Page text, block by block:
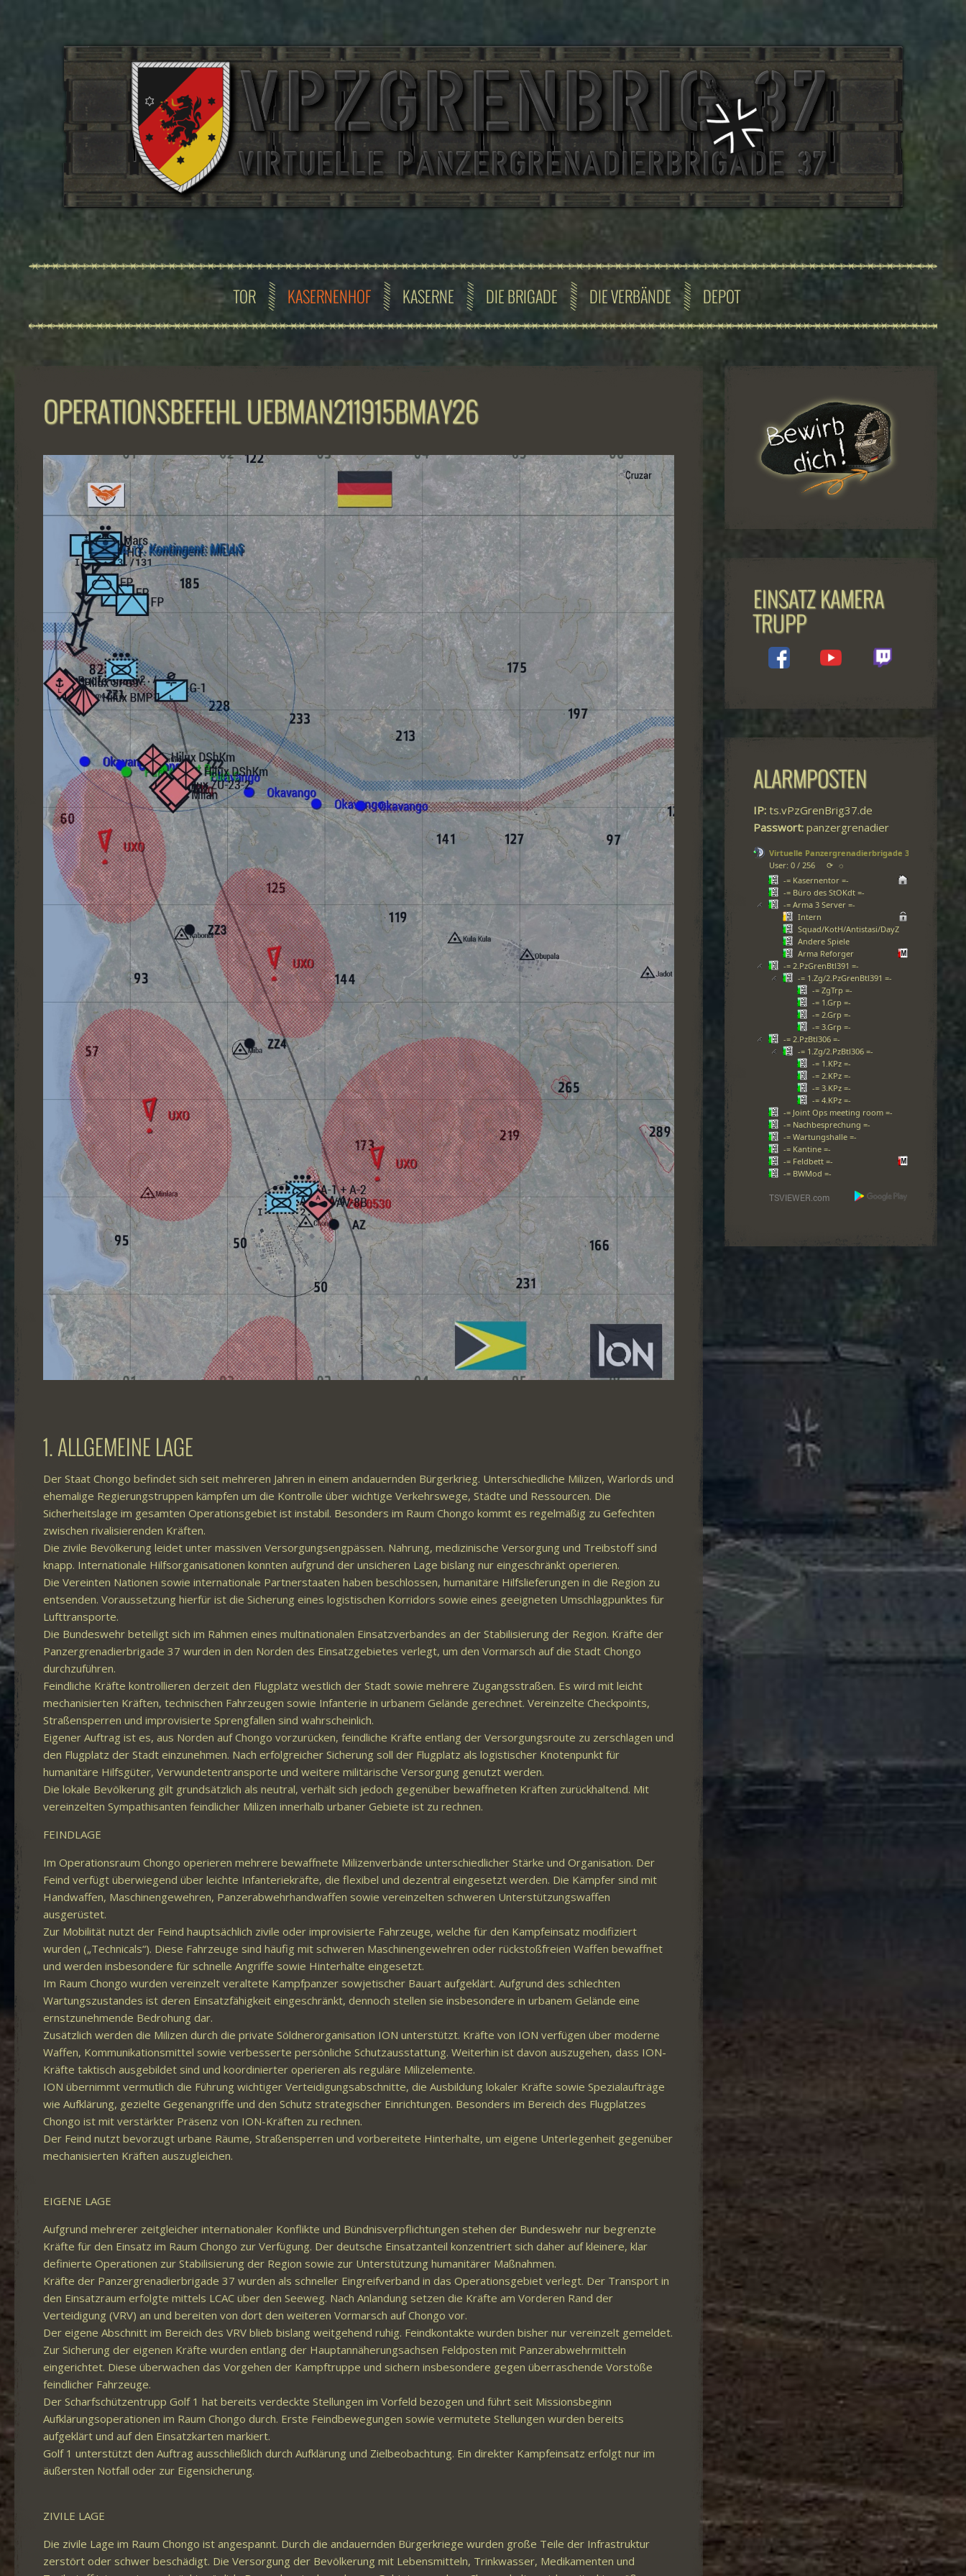
TOR KASERNENHOF KASERNE DIE BRIGADE DIE VERBÄNDE DEPOT
OPERATIONSBEFEHL UEBMAN211915BMAY26
1. ALLGEMEINE LAGE
Der Staat Chongo befindet sich seit mehreren Jahren in einem andauernden Bürgerkrieg. Unterschiedliche Milizen, Warlords und
ehemalige Regierungstruppen kämpfen um die Kontrolle über wichtige Verkehrswege, Städte und Ressourcen. Die
Sicherheitslage im gesamten Operationsgebiet ist instabil. Besonders im Raum Chongo kommt es regelmäßig zu Gefechten
zwischen rivalisierenden Kräften.
Die zivile Bevölkerung leidet unter massiven Versorgungsengpässen. Nahrung, medizinische Versorgung und Treibstoff sind
knapp. Internationale Hilfsorganisationen konnten aufgrund der unsicheren Lage bislang nur eingeschränkt operieren.
Die Vereinten Nationen sowie internationale Partnerstaaten haben beschlossen, humanitäre Hilfslieferungen in die Region zu
entsenden. Voraussetzung hierfür ist die Sicherung eines logistischen Korridors sowie eines geeigneten Umschlagpunktes für
Lufttransporte.
Die Bundeswehr beteiligt sich im Rahmen eines multinationalen Einsatzverbandes an der Stabilisierung der Region. Kräfte der
Panzergrenadierbrigade 37 wurden in den Norden des Einsatzgebietes verlegt, um den Vormarsch auf die Stadt Chongo
durchzuführen.
Feindliche Kräfte kontrollieren derzeit den Flugplatz westlich der Stadt sowie mehrere Zugangsstraßen. Es wird mit leicht
mechanisierten Kräften, technischen Fahrzeugen sowie Infanterie in urbanem Gelände gerechnet. Vereinzelte Checkpoints,
Straßensperren und improvisierte Sprengfallen sind wahrscheinlich.
Eigener Auftrag ist es, aus Norden auf Chongo vorzurücken, feindliche Kräfte entlang der Versorgungsroute zu zerschlagen und
den Flugplatz der Stadt einzunehmen. Nach erfolgreicher Sicherung soll der Flugplatz als logistischer Knotenpunkt für
humanitäre Hilfsgüter, Verwundetentransporte und weitere militärische Versorgung genutzt werden.
Die lokale Bevölkerung gilt grundsätzlich als neutral, verhält sich jedoch gegenüber bewaffneten Kräften zurückhaltend. Mit
vereinzelten Sympathisanten feindlicher Milizen innerhalb urbaner Gebiete ist zu rechnen.
FEINDLAGE
Im Operationsraum Chongo operieren mehrere bewaffnete Milizenverbände unterschiedlicher Stärke und Organisation. Der
Feind verfügt überwiegend über leichte Infanteriekräfte, die flexibel und dezentral eingesetzt werden. Die Kämpfer sind mit
Handwaffen, Maschinengewehren, Panzerabwehrhandwaffen sowie vereinzelten schweren Unterstützungswaffen
ausgerüstet.
Zur Mobilität nutzt der Feind hauptsächlich zivile oder improvisierte Fahrzeuge, welche für den Kampfeinsatz modifiziert
wurden („Technicals“). Diese Fahrzeuge sind häufig mit schweren Maschinengewehren oder rückstoßfreien Waffen bewaffnet
und werden insbesondere für schnelle Angriffe sowie Hinterhalte eingesetzt.
Im Raum Chongo wurden vereinzelt veraltete Kampfpanzer sowjetischer Bauart aufgeklärt. Aufgrund des schlechten
Wartungszustandes ist deren Einsatzfähigkeit eingeschränkt, dennoch stellen sie insbesondere in urbanem Gelände eine
ernstzunehmende Bedrohung dar.
Zusätzlich werden die Milizen durch die private Söldnerorganisation ION unterstützt. Kräfte von ION verfügen über moderne
Waffen, Kommunikationsmittel sowie verbesserte persönliche Schutzausstattung. Weiterhin ist davon auszugehen, dass ION-
Kräfte taktisch ausgebildet sind und koordinierter operieren als reguläre Milizelemente.
ION übernimmt vermutlich die Führung wichtiger Verteidigungsabschnitte, die Ausbildung lokaler Kräfte sowie Spezialaufträge
wie Aufklärung, gezielte Gegenangriffe und den Schutz strategischer Einrichtungen. Besonders im Bereich des Flugplatzes
Chongo ist mit verstärkter Präsenz von ION-Kräften zu rechnen.
Der Feind nutzt bevorzugt urbane Räume, Straßensperren und vorbereitete Hinterhalte, um eigene Unterlegenheit gegenüber
mechanisierten Kräften auszugleichen.
EIGENE LAGE
Aufgrund mehrerer zeitgleicher internationaler Konflikte und Bündnisverpflichtungen stehen der Bundeswehr nur begrenzte
Kräfte für den Einsatz im Raum Chongo zur Verfügung. Der deutsche Einsatzanteil konzentriert sich daher auf kleinere, klar
definierte Operationen zur Stabilisierung der Region sowie zur Unterstützung humanitärer Maßnahmen.
Kräfte der Panzergrenadierbrigade 37 wurden als schneller Eingreifverband in das Operationsgebiet verlegt. Der Transport in
den Einsatzraum erfolgte mittels LCAC über den Seeweg. Nach Anlandung setzen die Kräfte am Vorderen Rand der
Verteidigung (VRV) an und bereiten von dort den weiteren Vormarsch auf Chongo vor.
Der eigene Abschnitt im Bereich des VRV blieb bislang weitgehend ruhig. Feindkontakte wurden bisher nur vereinzelt gemeldet.
Zur Sicherung der eigenen Kräfte wurden entlang der Hauptannäherungsachsen Feldposten mit Panzerabwehrmitteln
eingerichtet. Diese überwachen das Vorgehen der Kampftruppe und sichern insbesondere gegen überraschende Vorstöße
feindlicher Fahrzeuge.
Der Scharfschützentrupp Golf 1 hat bereits verdeckte Stellungen im Vorfeld bezogen und führt seit Missionsbeginn
Aufklärungsoperationen im Raum Chongo durch. Erste Feindbewegungen sowie vermutete Stellungen wurden bereits
aufgeklärt und auf den Einsatzkarten markiert.
Golf 1 unterstützt den Auftrag ausschließlich durch Aufklärung und Zielbeobachtung. Ein direkter Kampfeinsatz erfolgt nur im
äußersten Notfall oder zur Eigensicherung.
ZIVILE LAGE
Die zivile Lage im Raum Chongo ist angespannt. Durch die andauernden Bürgerkriege wurden große Teile der Infrastruktur
zerstört oder schwer beschädigt. Die Versorgung der Bevölkerung mit Lebensmitteln, Trinkwasser, Medikamenten und
EINSATZ KAMERA
TRUPP
ALARMPOSTEN
IP: ts.vPzGrenBrig37.de
Passwort: panzergrenadier
Virtuelle Panzergrenadierbrigade 37
User: 0 / 256
⟳ ◌
-= Kasernentor =-
-= Büro des StOKdt =-
-= Arma 3 Server =-
Intern
Squad/KotH/Antistasi/DayZ
Andere Spiele
Arma Reforger
-= 2.PzGrenBtl391 =-
-= 1.Zg/2.PzGrenBtl391 =-
-= ZgTrp =-
-= 1.Grp =-
-= 2.Grp =-
-= 3.Grp =-
-= 2.PzBtl306 =-
-= 1.Zg/2.PzBtl306 =-
-= 1.KPz =-
-= 2.KPz =-
-= 3.KPz =-
-= 4.KPz =-
-= Joint Ops meeting room =-
-= Nachbesprechung =-
-= Wartungshalle =-
-= Kantine =-
-= Feldbett =-
-= BWMod =-